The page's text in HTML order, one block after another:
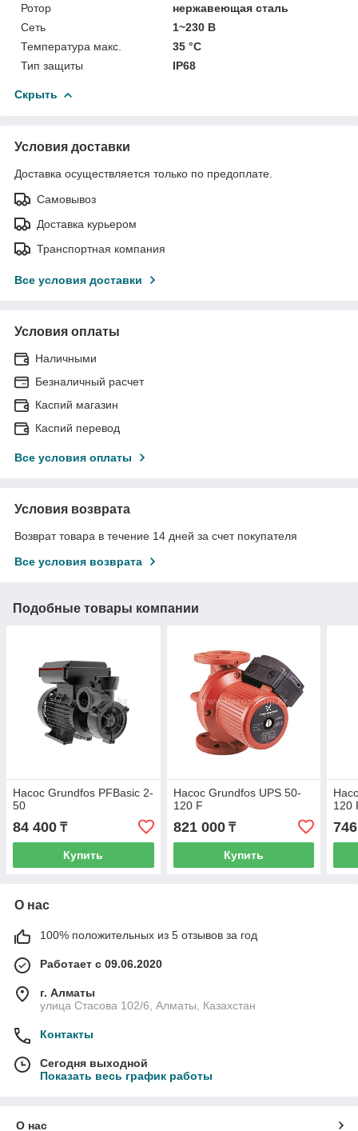
Ротор
нержавеющая сталь
Сеть
1~230 В
Температура макс.
35 °С
Тип защиты
IP68
Скрыть
Условия доставки
Доставка осуществляется только по предоплате.
Самовывоз
Доставка курьером
Транспортная компания
Все условия доставки
Условия оплаты
Наличными
Безналичный расчет
Каспий магазин
Каспий перевод
Все условия оплаты
Условия возврата
Возврат товара в течение 14 дней за счет покупателя
Все условия возврата
Подобные товары компании
Насос Grundfos PFBasic 2-
50
84 400 ₸
Купить
Насос Grundfos UPS 50-
120 F
821 000₸
Купить
120
О нас
100% положительных из 5 отзывов за год
Работает с 09.06.2020
г. Алматы
улица Стасова 102/6, Алматы, Казахстан
Контакты
Сегодня выходной
Показать весь график работы
О нас